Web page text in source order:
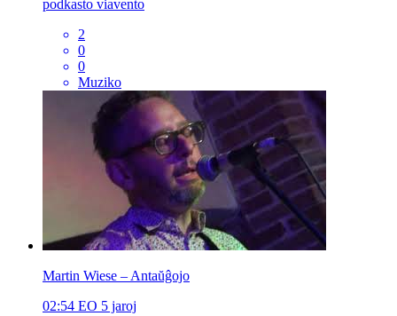
podkasto viavento
2
0
0
Muziko
Martin Wiese – Antaŭĝojo
02:54 EO 5 jaroj